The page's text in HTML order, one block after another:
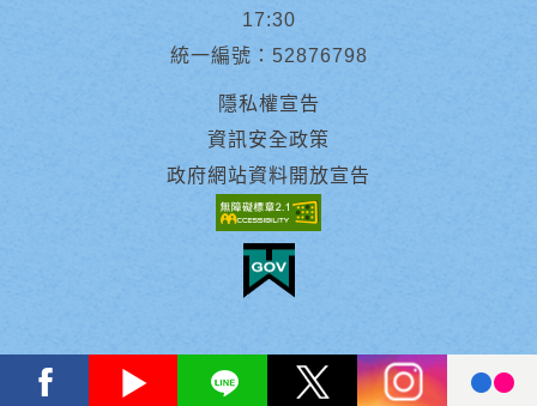
17:30
統一編號：52876798
隱私權宣告
資訊安全政策
政府網站資料開放宣告
facebook youtube Line X instagram